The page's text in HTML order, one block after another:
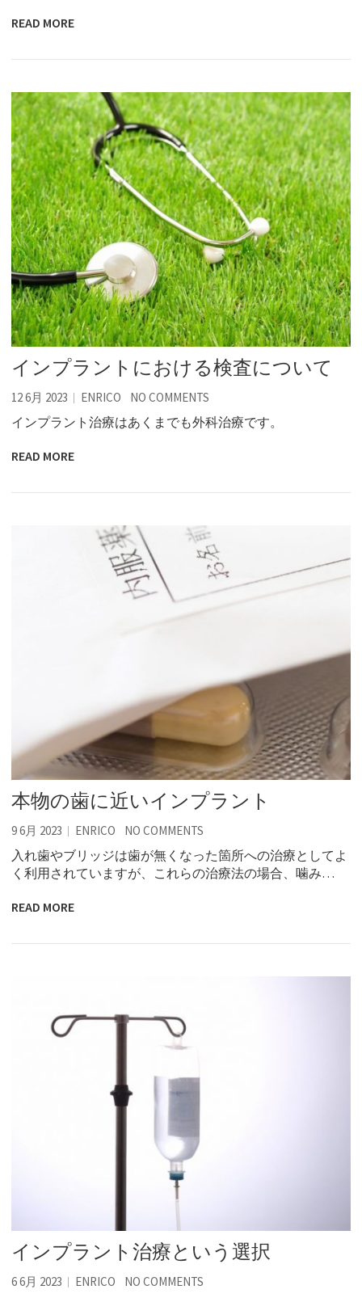
READ MORE
インプラントにおける検査について
12 6月 2023 ENRICO NO COMMENTS
インプラント治療はあくまでも外科治療です。
READ MORE
本物の歯に近いインプラント
9 6月 2023 ENRICO NO COMMENTS
入れ歯やブリッジは歯が無くなった箇所への治療としてよ
く利用されていますが、これらの治療法の場合、噛み…
READ MORE
インプラント治療という選択
6 6月 2023 ENRICO NO COMMENTS